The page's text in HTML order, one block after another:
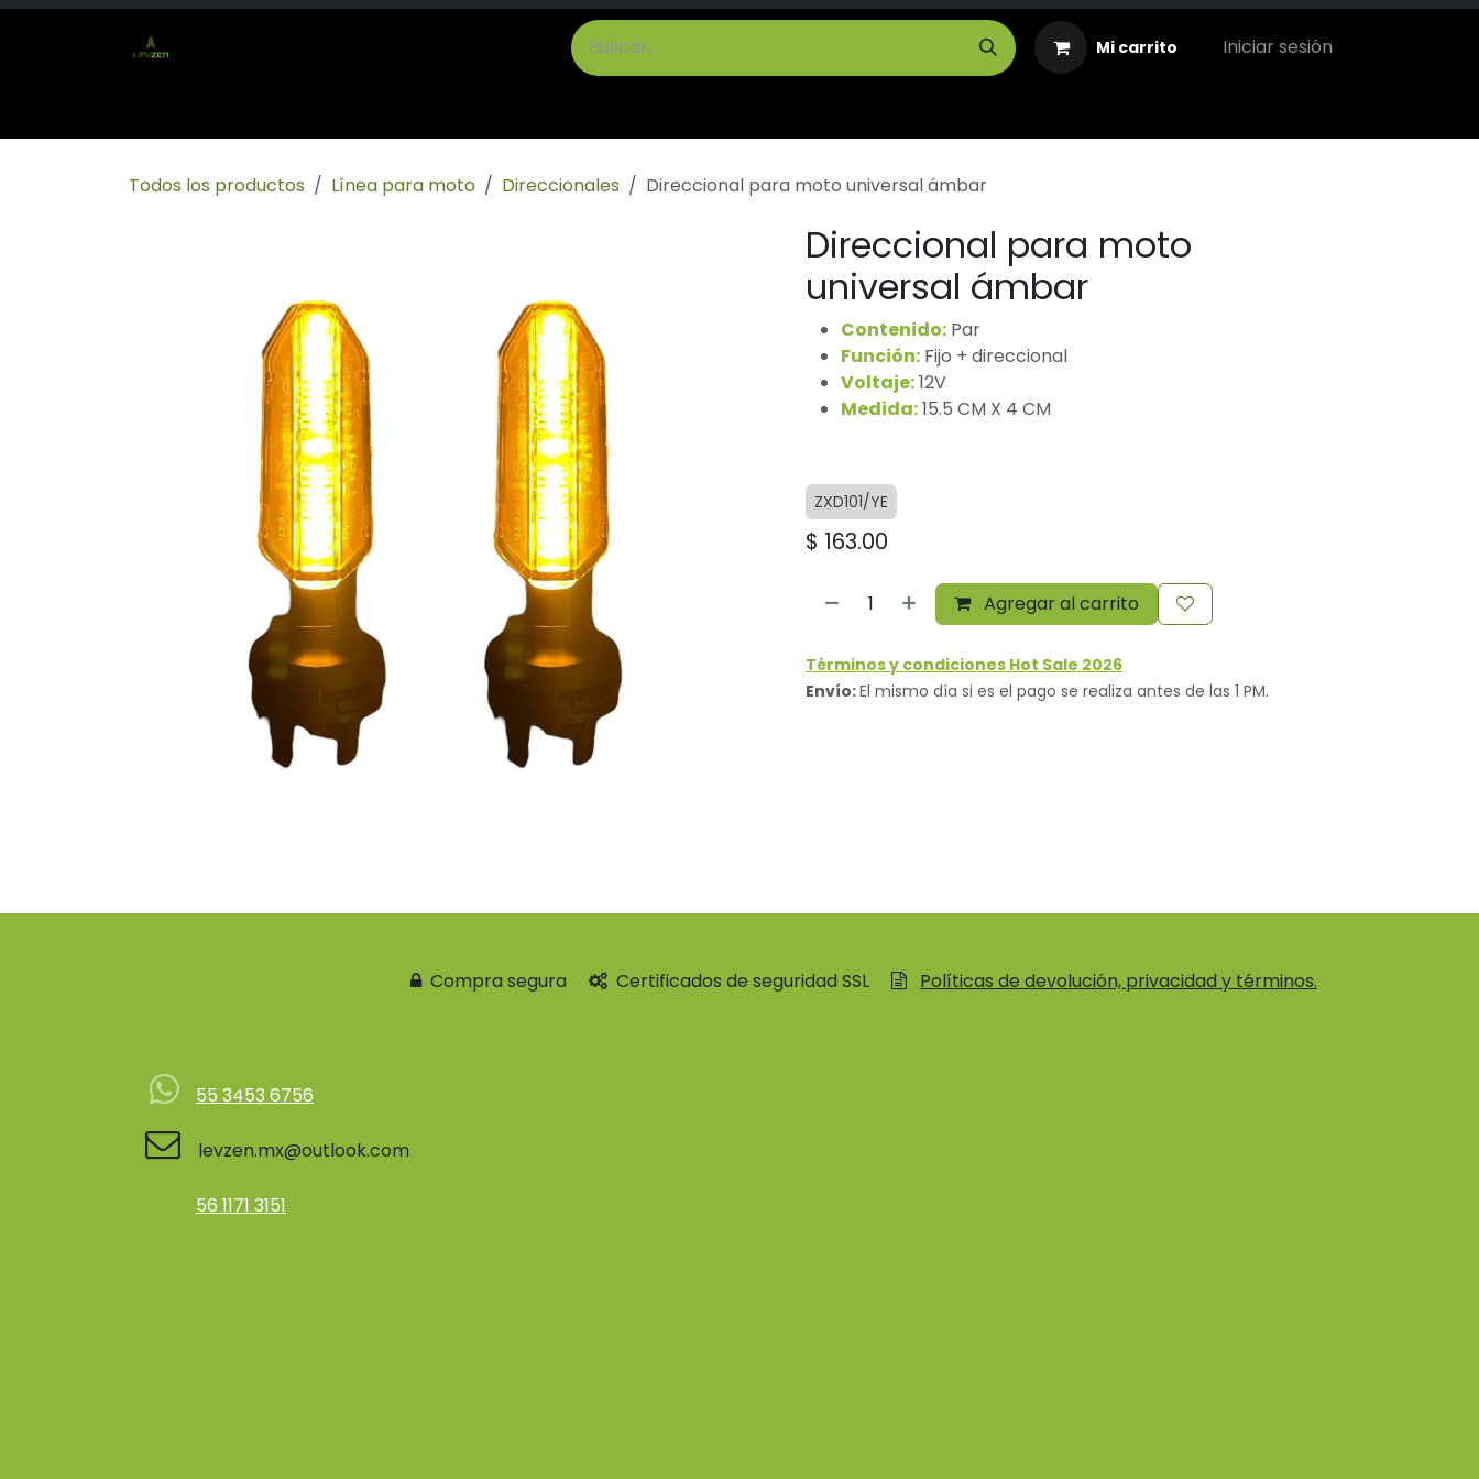
Ir al contenido
Mi carrito Iniciar sesión
Todos los productos Línea para moto Direccionales Direccional para moto universal ámbar
Direccional para moto
universal ámbar
Contenido: Par
Función: Fijo + direccional
Voltaje:12V
Medida:15.5 CM X 4 CM
ZXD101/YE
$ 163.00
Agregar al carrito
Términos y condiciones Hot Sale 2026
Envío:El mismo día si es el pago se realiza antes de las 1 PM.
Compra segura Certificados de seguridad SSL Políticas de devolución, privacidad y términos.
55 3453 6756
levzen.mx@outlook.com
56 1171 3151